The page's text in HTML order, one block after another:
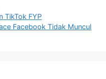
TikTok FYP
Facebook Tidak Muncul